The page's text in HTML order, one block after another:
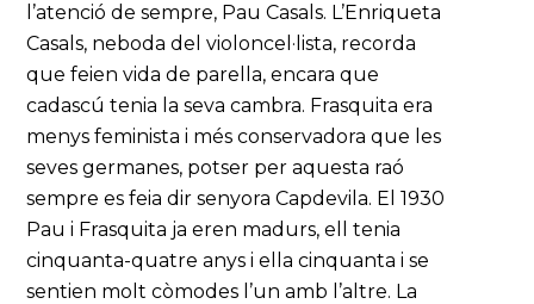
l’atenció de sempre, Pau Casals. L’Enriqueta
Casals, neboda del violoncel·lista, recorda
que feien vida de parella, encara que
cadascú tenia la seva cambra. Frasquita era
menys feminista i més conservadora que les
seves germanes, potser per aquesta raó
sempre es feia dir senyora Capdevila. El 1930
Pau i Frasquita ja eren madurs, ell tenia
cinquanta-quatre anys i ella cinquanta i se
sentien molt còmodes l’un amb l’altre. La